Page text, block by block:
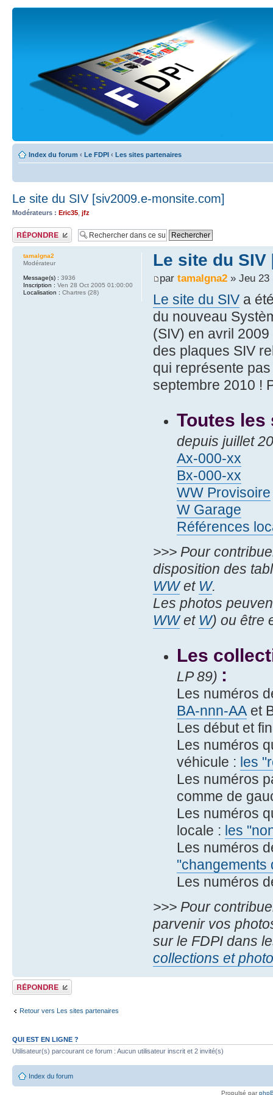
Index du forum ‹ Le FDPI ‹ Les sites partenaires
Le site du SIV [siv2009.e-monsite.com]
Modérateurs : Eric35 jfz
Publier une réponse
Le site du
par tamalgna2» Jeu 23
Le site du SIVa
du nouveau
(SIV) en avril
des plaques SIV
qui représente
septembre 2010 !
Toutes les
depuis juillet
Ax-000-xx
Bx-000-xx
WW Provisoire
W Garage
Références
>>> Pour
disposition des
WWet W.
Les photos
WWet W) ou être
Les
LP 89) :
Les numéros
BA-nnn-AAet
Les début et
Les numéros
véhicule : les
Les numéros
comme de
Les numéros
locale : les
Les numéros
"changements
Les numéros
>>> Pour
parvenir vos
sur le FDPI dans
collections et
tamalgna2
Modérateur
Message(s) : 3936
Inscription : Ven 28 Oct 2005 01:00:00
Localisation : Chartres (28)
Publier une réponse
Retour vers Les sites partenaires
QUI EST EN LIGNE ?
Utilisateur(s) parcourant ce forum : Aucun utilisateur inscrit et 2 invité(s)
Index du forum
Propulsé par